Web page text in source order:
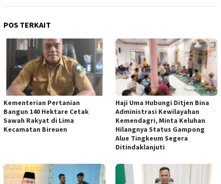
POS TERKAIT
Kementerian Pertanian
Bangun 140 Hektare Cetak
Sawah Rakyat di Lima
Kecamatan Bireuen
Haji Uma Hubungi Ditjen Bina
Administrasi Kewilayahan
Kemendagri, Minta Keluhan
Hilangnya Status Gampong
Alue Tingkeum Segera
Ditindaklanjuti